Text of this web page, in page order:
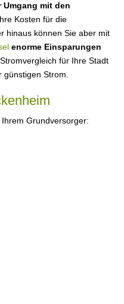
mit den
Kosten für die
hinaus können Sie aber mit
enorme Einsparungen
für Ihre Stadt
Strom.
Grundversorger: